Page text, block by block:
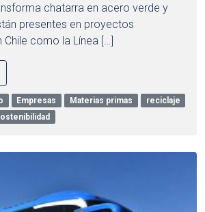
chatarra en acero verde y
presentes en proyectos
como la Línea […]
Empresas Materias primas
reciclaje